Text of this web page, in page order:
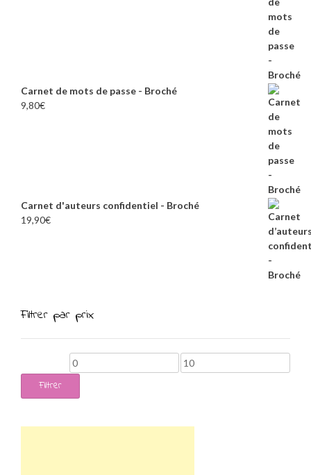
Carnet de mots de passe - Broché
9,80€
Carnet d'auteurs confidentiel - Broché
19,90€
Filtrer par prix
Prix
Prix
Filtrer